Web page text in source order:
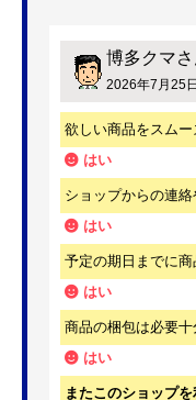
博多クマ
2026年7月25
欲しい商品をスム
はい
ショップからの連
はい
予定の期日までに
はい
商品の梱包は必要
はい
またこのショップ